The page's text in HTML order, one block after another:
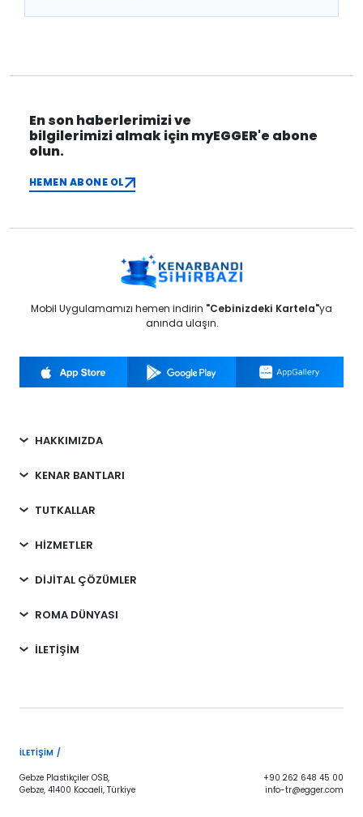
En son haberlerimizi ve
bilgilerimizi almak için myEGGER'e abone
olun.
HEMEN ABONE OL
Mobil Uygulamamızı hemen indirin "Cebinizdeki Kartela"ya
anında ulaşın.
HAKKIMIZDA
KENAR BANTLARI
TUTKALLAR
HİZMETLER
DİJİTAL ÇÖZÜMLER
ROMA DÜNYASI
İLETİŞİM
İLETIŞIM /
Gebze Plastikçiler OSB,
Gebze, 41400 Kocaeli, Türkiye
+90 262 648 45 00
info-tr@egger.com